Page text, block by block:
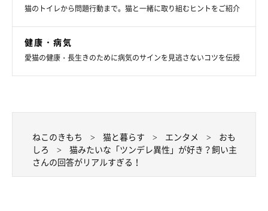
猫のトイレから問題行動まで。猫と一緒に取り組むヒントをご紹介
健康・病気
愛猫の健康・長生きのために病気のサインを見逃さないコツを伝授
ねこのきもち 猫と暮らす エンタメ
おも
しろ
猫みたいな「ツンデレ異性」が好き？飼い主
さんの回答がリアルすぎる！